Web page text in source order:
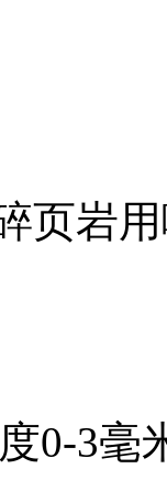
页岩
0-3毫